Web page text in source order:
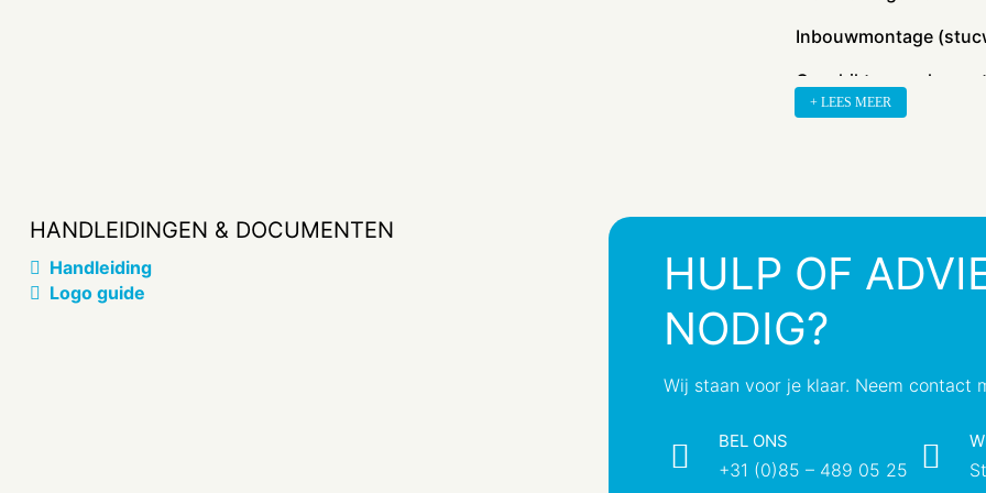
Inbouwmontage
Geschikt voor vloerpot
Geschikt voor
stucwerk)
Tekstveld/
Materiaal
Materiaalkwaliteit
Halogeenvrij
Antibacteriële
+ LEES MEER
HANDLEIDINGEN & DOCUMENTEN
Handleiding
Logo guide
HULP OF
NODIG?
Wij staan voor je klaar. Neem contact
BEL ONS
+31 (0)85 – 489 05 25